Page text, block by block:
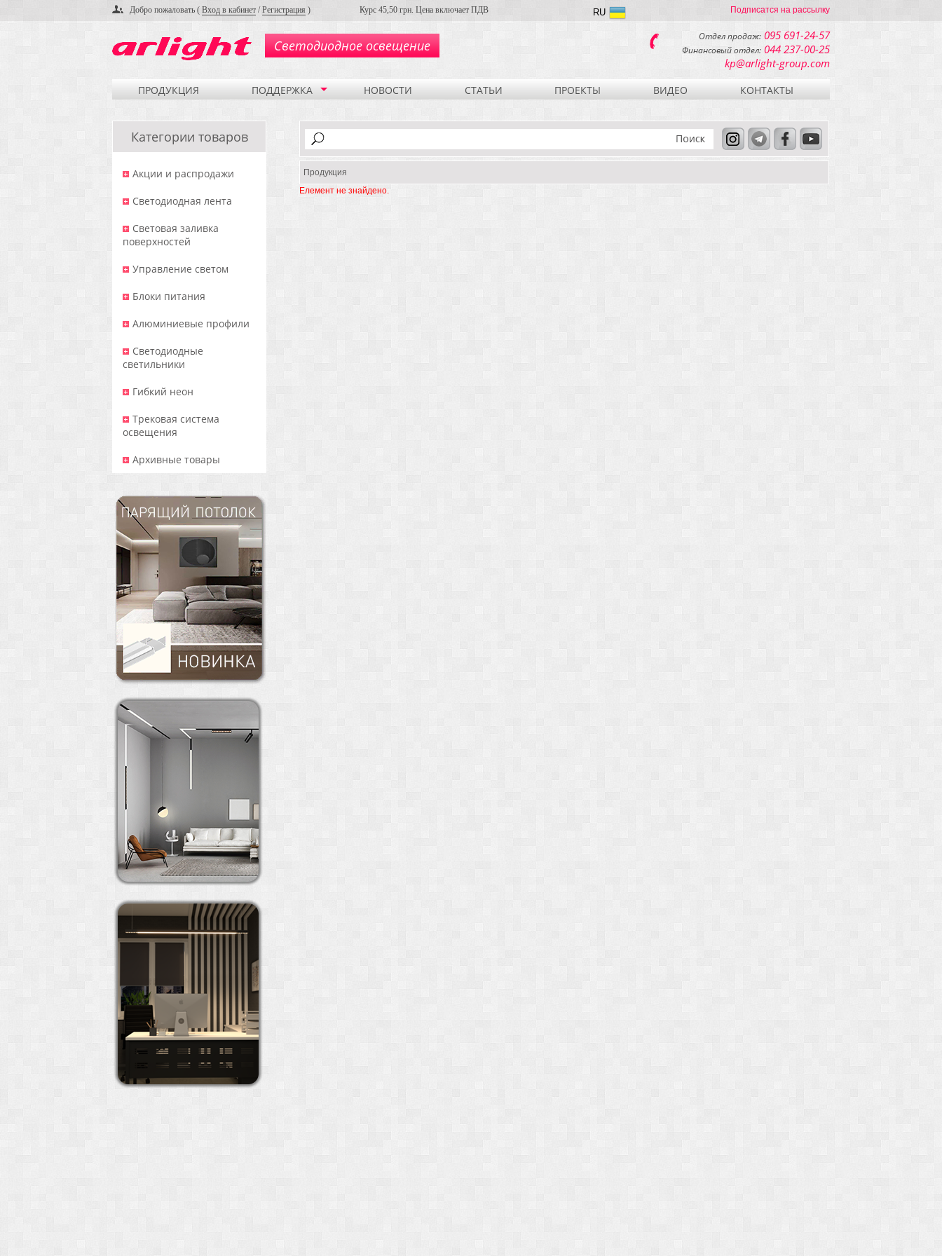
Добро пожаловать ( Вход в кабинет /Регистрация ) Курс 45,50 грн. Цена включает ПДВ Подписатся на рассылку
RU
Светодиодное освещение
Отдел продаж: 095 691-24-57
Финансовый отдел: 044 237-00-25
kp@arlight-group.com
ПРОДУКЦИЯ ПОДДЕРЖКА НОВОСТИ СТАТЬИ ПРОЕКТЫ ВИДЕО КОНТАКТЫ
Категории товаров
Акции и распродажи
Светодиодная лента
Световая заливка
поверхностей
Управление светом
Блоки питания
Алюминиевые профили
Светодиодные
светильники
Гибкий неон
Трековая система
освещения
Архивные товары
Продукция
Елемент не знайдено.